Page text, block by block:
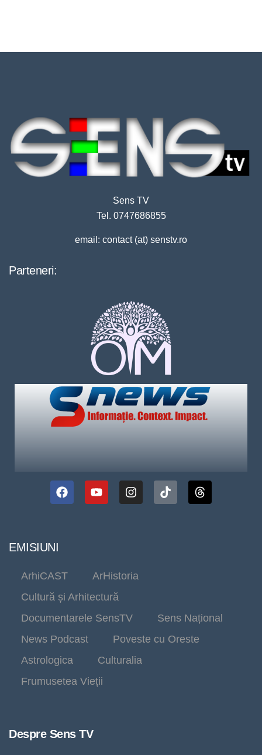
Sens TV
Tel. 0747686855
email: contact (at) senstv.ro
Parteneri:
EMISIUNI
ArhiCAST
ArHistoria
Cultură și Arhitectură
Documentarele SensTV
Sens Național
News Podcast
Poveste cu Oreste
Astrologica
Culturalia
Frumusetea Vieții
Despre Sens TV